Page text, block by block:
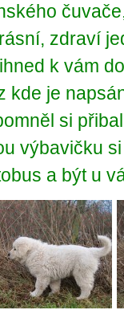
zdraví
k vám
kde je
si
výbavičku
a být u